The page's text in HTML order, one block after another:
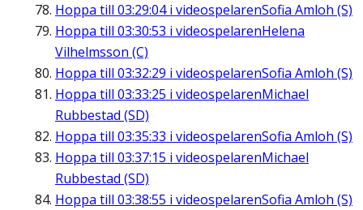
Hoppa till 03:29:04i videospelarenSofia Amloh (S)
Hoppa till 03:30:53 i videospelarenHelena
Vilhelmsson (C)
Hoppa till 03:32:29 i videospelarenSofia Amloh (S)
Hoppa till 03:33:25 i videospelarenMichael
Rubbestad (SD)
Hoppa till 03:35:33 i videospelarenSofia Amloh (S)
Hoppa till 03:37:15 i videospelarenMichael
Rubbestad (SD)
Hoppa till 03:38:55 i videospelarenSofia Amloh (S)